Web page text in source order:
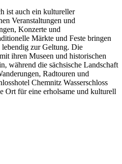
ist auch ein kultureller
Veranstaltungen und
Konzerte und
Märkte und Feste bringen
zur Geltung. Die
ihren Museen und historischen
während die sächsische Landschaft
Radtouren und
Chemnitz Wasserschloss
Ort für eine erholsame und kulturell